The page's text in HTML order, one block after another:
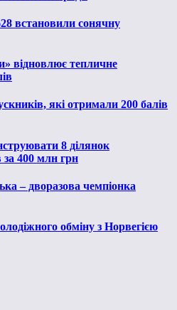
встановили сонячну
відновлює тепличне
які отримали 200 балів
8 ділянок
за 400 млн грн
– дворазова чемпіонка
обміну з Норвегією